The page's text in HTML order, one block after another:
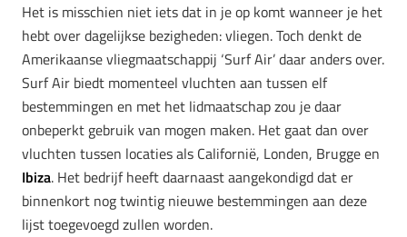
Het is misschien niet iets dat in je op komt wanneer je het
hebt over dagelijkse bezigheden: vliegen. Toch denkt de
Amerikaanse vliegmaatschappij ‘Surf Air’ daar anders over.
Surf Air biedt momenteel vluchten aan tussen elf
bestemmingen en met het lidmaatschap zou je daar
onbeperkt gebruik van mogen maken. Het gaat dan over
vluchten tussen locaties als Californië, Londen, Brugge en
Ibiza. Het bedrijf heeft daarnaast aangekondigd dat er
binnenkort nog twintig nieuwe bestemmingen aan deze
lijst toegevoegd zullen worden.